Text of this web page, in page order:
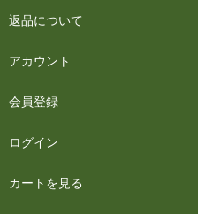
返品について
アカウント
会員登録
ログイン
カートを見る